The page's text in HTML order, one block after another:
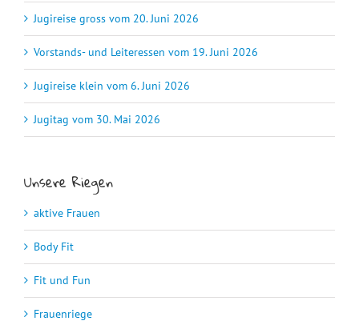
Jugireise gross vom 20. Juni 2026
Vorstands- und Leiteressen vom 19. Juni 2026
Jugireise klein vom 6. Juni 2026
Jugitag vom 30. Mai 2026
Unsere Riegen
aktive Frauen
Body Fit
Fit und Fun
Frauenriege